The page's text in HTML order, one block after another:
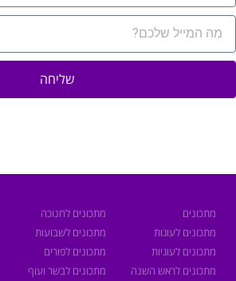
שליחה
מתכונים
מתכונים לעוגות
מתכונים לעוגיות
מתכונים לראש השנה
מתכונים לחנוכה
מתכונים לשבועות
מתכונים לפורים
מתכונים לבשר ועוף